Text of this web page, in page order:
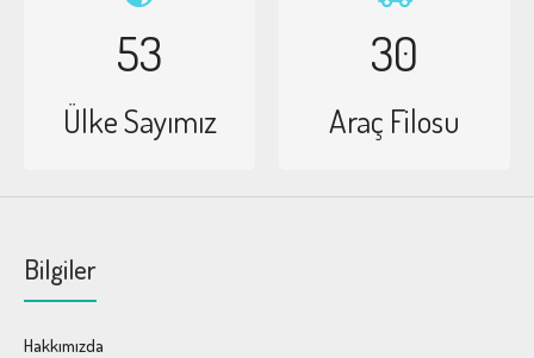
53
Ülke Sayımız
30
Araç Filosu
Bilgiler
Hakkımızda